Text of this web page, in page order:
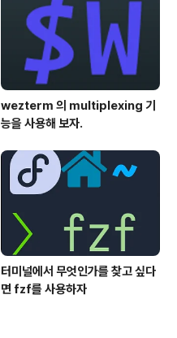
wezterm 의 multiplexing 기
능을 사용해 보자.
터미널에서 무엇인가를 찾고 싶다
면 fzf를 사용하자